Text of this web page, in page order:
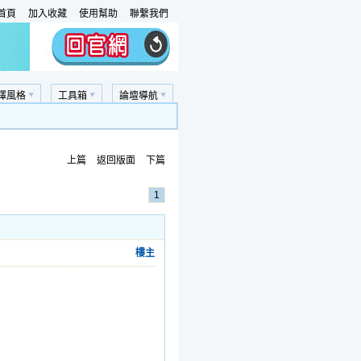
頁 加入收藏 使用幫助 聯繫我們
論壇導航
工具箱
風格
上篇 返回版面 下篇
1
樓主